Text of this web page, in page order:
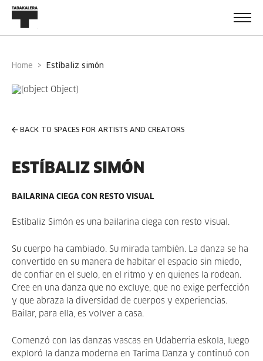
Home estíbaliz simón
BACK TO SPACES FOR ARTISTS AND CREATORS
ESTÍBALIZ SIMÓN
BAILARINA CIEGA CON RESTO VISUAL
Estíbaliz Simón es una bailarina ciega con resto visual.
Su cuerpo ha cambiado. Su mirada también. La danza se ha
convertido en su manera de habitar el espacio sin miedo,
de confiar en el suelo, en el ritmo y en quienes la rodean.
Cree en una danza que no excluye, que no exige perfección
y que abraza la diversidad de cuerpos y experiencias.
Bailar, para ella, es volver a casa.
Comenzó con las danzas vascas en Udaberria eskola, luego
exploró la danza moderna en Tarima Danza y continuó con